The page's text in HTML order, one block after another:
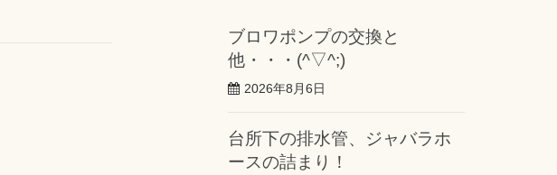
ブロワポンプの交換と
他・・・(^▽^;)
2026年8月6日
台所下の排水管、ジャバラホ
ースの詰まり！